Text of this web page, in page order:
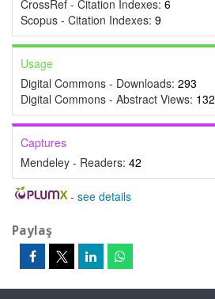
CrossRef - Citation Indexes: 6
Scopus - Citation Indexes: 9
Usage
Digital Commons - Downloads: 293
Digital Commons - Abstract Views: 132
Captures
Mendeley - Readers: 42
- see details
Paylaş